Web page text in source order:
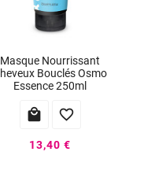
Masque Nourrissant
Bouclés Osmo
Essence 250ml
 
13,40 €